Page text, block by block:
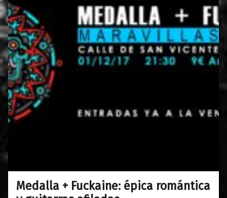
Medalla + Fuckaine: épica romántica
27/11/20170
Maravillas